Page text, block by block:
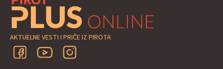
AKTUELNE VESTI I PRIČE IZ PIROTA